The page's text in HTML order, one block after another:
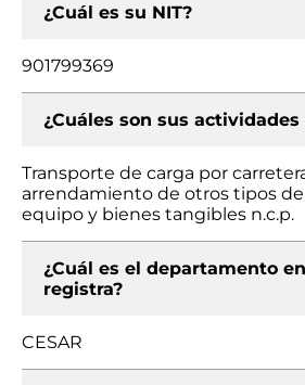
¿Cuál es su NIT?
901799369
¿Cuáles son sus
Transporte de carga por
arrendamiento de otros tipos
equipo y bienes tangibles n.c.p.
¿Cuál es el departamento
registra?
CESAR